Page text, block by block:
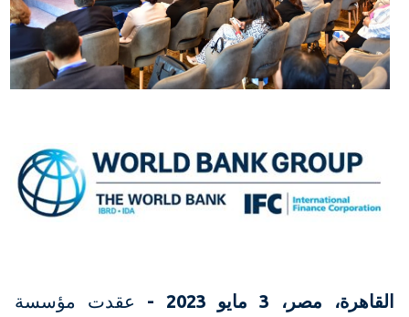
القاهرة، مصر، 3 مايو 2023 -
عقدت مؤسسة